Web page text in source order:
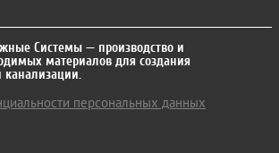
Системы — производство и
материалов для создания
персональных данных